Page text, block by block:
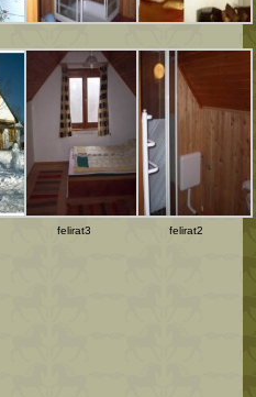
felirat3 felirat2